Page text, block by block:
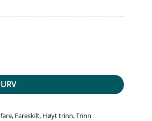
fare, Fareskilt, Høyt trinn,Trinn